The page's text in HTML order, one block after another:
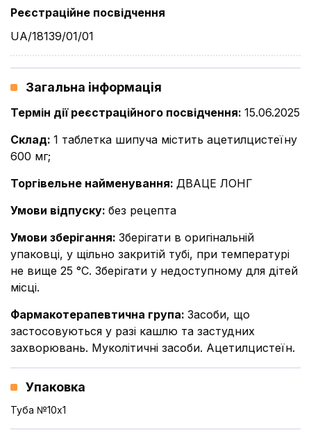
Реєстраційне посвідчення
UA/18139/01/01
Загальна інформація
Термін дії реєстраційного посвідчення: 15.06.2025
Склад: 1 таблетка шипуча містить ацетилцистеїну
600 мг;
Торгівельне найменування: ДВАЦЕ ЛОНГ
Умови відпуску: без рецепта
Умови зберігання: Зберігати в оригінальній
упаковці, у щільно закритій тубі, при температурі
не вище 25 °С. Зберігати у недоступному для дітей
місці.
Фармакотерапевтична група: Засоби, що
застосовуються у разі кашлю та застудних
захворювань. Муколітичні засоби. Ацетилцистеїн.
Упаковка
Туба №10x1